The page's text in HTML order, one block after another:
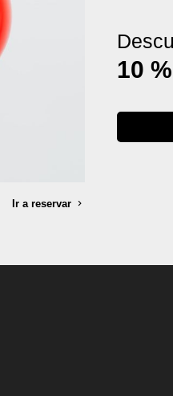
Ir a reservar
10 %